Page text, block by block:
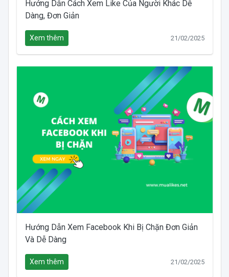
Hướng Dẫn Cách Xem Like Của Người Khác Dễ
Dàng, Đơn Giản
Xem thêm 21/02/2025
Hướng Dẫn Xem Facebook Khi Bị Chặn Đơn Giản
Và Dễ Dàng
Xem thêm 21/02/2025